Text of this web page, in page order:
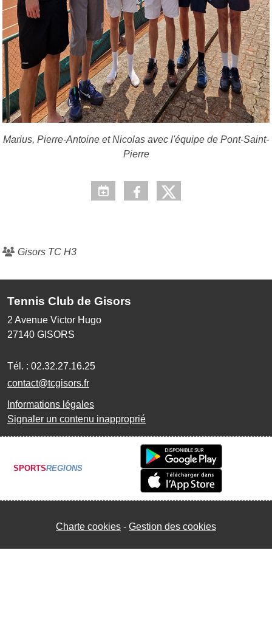
Marius, Pierre-Antoine et Nicolas avec l'équipe de Pont-Saint-
Pierre
Gisors TC H3
Tennis Club de Gisors
2 Avenue Victor Hugo
27140 GISORS
Tél. : 02.32.27.16.25
contact@tcgisors.fr
Informations légales
Signaler un contenu inapproprié
SPORTSREGIONS
Charte cookies Gestion des cookies